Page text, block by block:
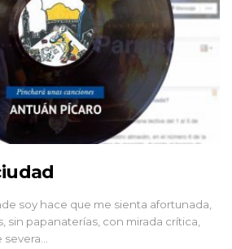
soy hace que me sienta afortunada,
sin papanaterías, con mirada crítica,
severa…